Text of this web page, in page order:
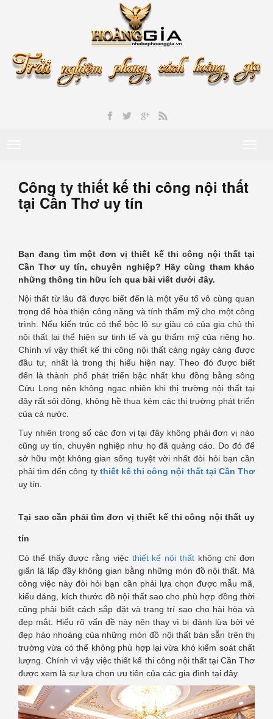
Công ty thiết kế thi công nội thất
tại Cần Thơ uy tín
Bạn đang tìm một đơn vị thiết kế thi công nội thất tại
Cần Thơ uy tín, chuyên nghiệp? Hãy cùng tham khảo
những thông tin hữu ích qua bài viết dưới đây.
Nội thất từ lâu đã được biết đến là một yếu tố vô cùng quan
trọng để hòa thiện công năng và tính thẩm mỹ cho một công
trình. Nếu kiến trúc có thể bộc lộ sự giàu có của gia chủ thì
nội thất lại thể hiện sự tinh tế và gu thẩm mỹ của riêng họ.
Chính vì vậy thiết kế thi công nội thất càng ngày càng được
đầu tư, nhất là trong thị hiếu hiện nay. Theo đó được biết
đến là thành phố phát triển bậc nhất khu đồng bằng sông
Cửu Long nên không ngạc nhiên khi thị trường nội thất tại
đây rất sôi động, không hề thua kém các thị trường phát triển
của cả nước.
Tuy nhiên trong số các đơn vị tại đây không phải đơn vị nào
cũng uy tín, chuyên nghiệp như họ đã quảng cáo. Do đó để
sở hữu một không gian sống tuyệt vời nhất đòi hỏi bạn cần
phải tìm đến công ty thiết kế thi công nội thất tại Cần Thơ
uy tín.
Tại sao cần phải tìm đơn vị thiết kế thi công nội thất uy
tín
Có thể thấy được rằng việc thiết kế nội thấtkhông chỉ đơn
giẩn là lấp đầy không gian bằng những món đồ nội thất. Mà
công việc này đòi hỏi bạn cần phải lựa chọn được mẫu mã,
kiểu dáng, kích thước đồ nội thất sao cho phù hợp đồng thời
cũng phải biết cách sắp đặt và trang trí sao cho hài hòa và
đẹp mắt. Hiểu rõ vấn đề này nên thay vì bị đánh lừa bởi vẻ
đẹp hào nhoáng của những món đồ nội thất bán sẵn trên thị
trường vừa có thể không phù hợp lại vừa khó kiểm soát chất
lượng. Chính vì vậy việc thiết kế thi công nội thất tại Cần Thơ
được xem là sự lựa chọn ưu tiên của các gia đình tại đây.